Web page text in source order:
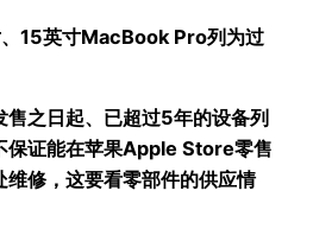
15英寸MacBook Pro列为过
售之日起、已超过5年的设备列
保证能在苹果Apple Store零售
维修，这要看零部件的供应情